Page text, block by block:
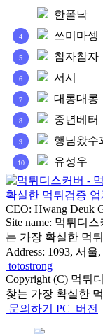
한폴낙
4 쓰미마셍
5 참자참자
6 서시
7 대롱대롱
8 중년베터
9 행님왔수
10 유성우
CEO: Hwang Deuk
Site name: 먹튀디
는 가장 확실한 먹
Address: 1093, 서
totostrong
Copyright (C) 먹튀
찾는 가장 확실한
문의하기 PC 버전